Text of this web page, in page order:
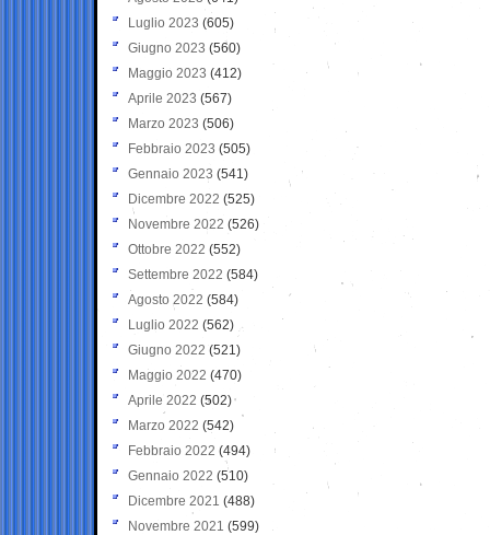
Luglio 2023 (605)
Giugno 2023 (560)
Maggio 2023 (412)
Aprile 2023 (567)
Marzo 2023 (506)
Febbraio 2023 (505)
Gennaio 2023 (541)
Dicembre 2022 (525)
Novembre 2022 (526)
Ottobre 2022 (552)
Settembre 2022 (584)
Agosto 2022 (584)
Luglio 2022 (562)
Giugno 2022 (521)
Maggio 2022 (470)
Aprile 2022 (502)
Marzo 2022 (542)
Febbraio 2022 (494)
Gennaio 2022 (510)
Dicembre 2021 (488)
Novembre 2021 (599)